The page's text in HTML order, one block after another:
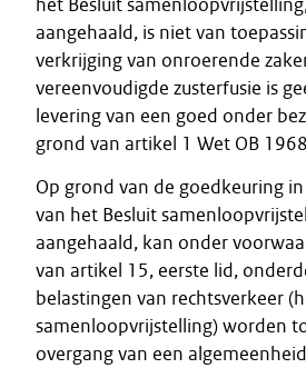
het Besluit
aangehaald, is niet van
verkrijging van onroerende
vereenvoudigde zusterfusie is
levering van een goed onder
grond van artikel 1 Wet OB
Op grond van de goedkeuring
van het Besluit
aangehaald, kan onder
van artikel 15, eerste lid,
belastingen van rechtsverkeer
samenloopvrijstelling) worden
overgang van een